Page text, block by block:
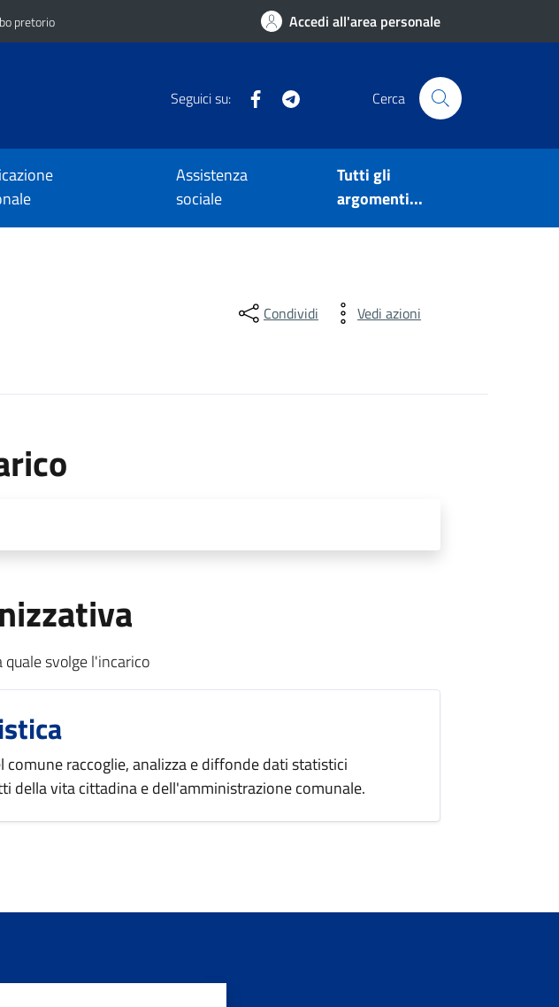
pretorio Accedi all'area personale
Seguici su: Facebook Cerca
Assistenza
sociale
Tutti gli
argomenti...
Condividi Vedi azioni
quale svolge l'incarico
comune raccoglie, analizza e diffonde dati statistici
della vita cittadina e dell'amministrazione comunale.